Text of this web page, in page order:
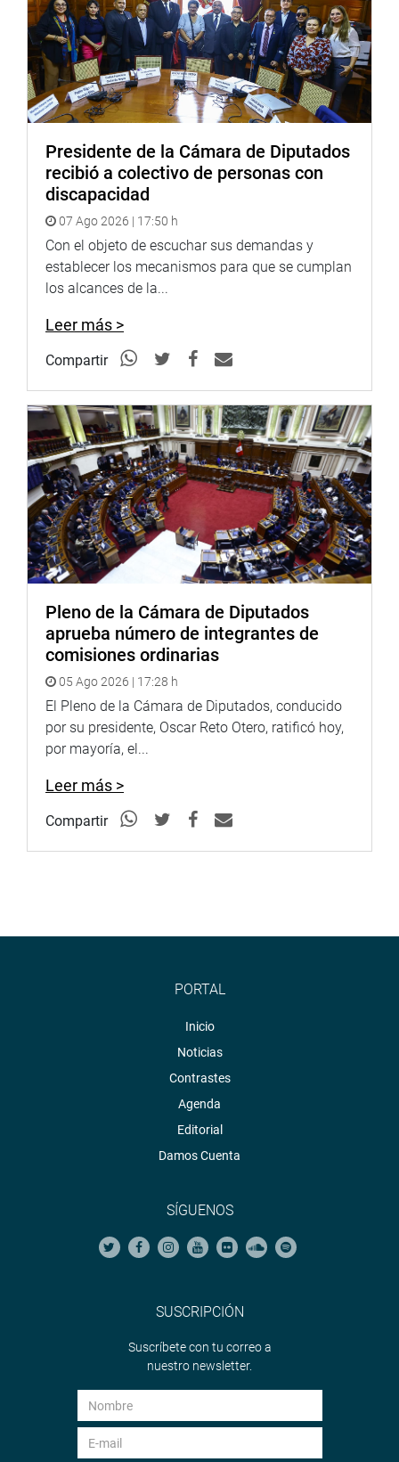
reciente solo en el aspecto que resulta incompatible con
las anteriores, por tanto la descripción del límite
contenido en la norma más reciente respecto de otras
memorias descriptivas contenidas en leyes precedentes,
entre otros criterios establecidos para este caso.
Reymundo Mercado (CD-JP), señaló su conformidad con
la propuesta de ley toda vez que permitirá evitar
conflictos sociales entre pueblos hermanos, permitiendo
el desarrollo social y económico de los departamentos de
Cusco, Junín y Ucayali.
Al término de las intervenciones el proyecto de ley fue
contra y cero abstenciones.
OFICINA DE COMUNICACIONES
Presidente de la Cámara de Diputados
recibió a colectivo de personas con
discapacidad
07 Ago 2026 | 17:50 h
Con el objeto de escuchar sus demandas y
establecer los mecanismos para que se cumplan
los alcances de la...
Leer más >
Compartir
Pleno de la Cámara de Diputados
aprueba número de integrantes de
comisiones ordinarias
05 Ago 2026 | 17:28 h
El Pleno de la Cámara de Diputados, conducido
por su presidente, Oscar Reto Otero, ratificó hoy,
por mayoría, el...
Leer más >
Compartir
PORTAL
Inicio
Noticias
Contrastes
Agenda
Editorial
Damos Cuenta
SÍGUENOS
SUSCRIPCIÓN
Suscríbete con tu correo a
nuestro newsletter.